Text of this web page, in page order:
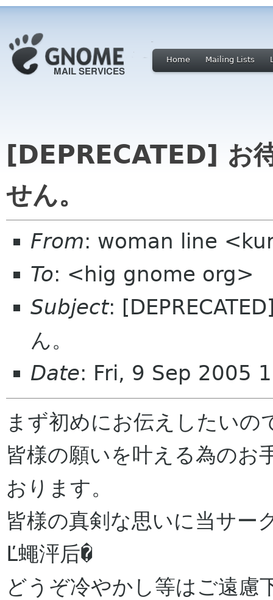
Home Mailing Lists
[DEPRECATED] お
せん。
From: woman line
To: <hig gnome org>
Subject:
ん。
Date: Fri, 9 Sep 2005
まず初めにお伝えしたい
皆様の願いを叶える為のお
おります。
皆様の真剣な思いに当サー
Ľ蠅泙后�
どうぞ冷やかし等はご遠慮